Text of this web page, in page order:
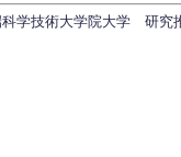
学技術大学院大学 研究